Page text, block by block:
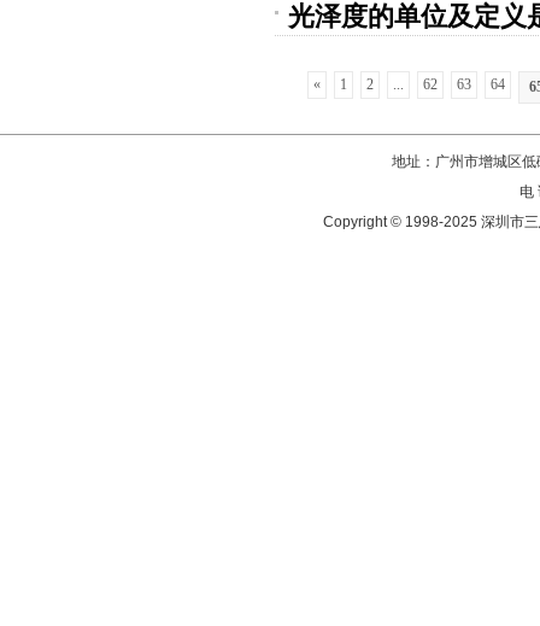
光泽度的单位及定义
« 1 2 ... 62 63 64
地址：广州市增城区
电
Copyright © 1998-2025 深圳市